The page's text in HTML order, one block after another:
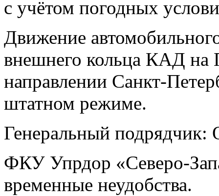
с учётом погодных
Движение
внешнего кольца КАД на
направлении Санкт-
штатном режиме.
Генеральный
ФКУ Упрдор «Северо-
временные неудобства.